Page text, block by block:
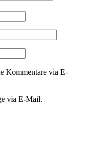
Kommentare via E-
via E-Mail.